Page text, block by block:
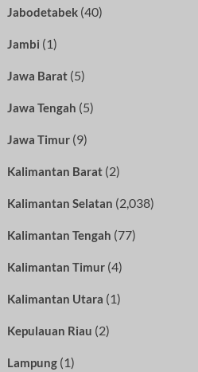
Jabodetabek(40)
Jambi (1)
Jawa Barat(5)
Jawa Tengah (5)
Jawa Timur(9)
Kalimantan Barat(2)
Kalimantan Selatan (2,038)
Kalimantan Tengah (77)
Kalimantan Timur(4)
Kalimantan Utara (1)
Kepulauan Riau (2)
Lampung(1)